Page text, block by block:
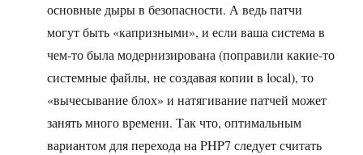
основные дыры в безопасности. А ведь патчи
могут быть «капризными», и если ваша система в
чем-то была модернизирована (поправили какие-то
системные файлы, не создавая копии в local), то
«вычесывание блох» и натягивание патчей может
занять много времени. Так что, оптимальным
вариантом для перехода на PHP7 следует считать